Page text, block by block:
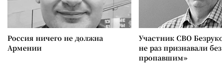
Россия ничего не должна
Армении
Участник СВО
не раз признавали
пропавшим»